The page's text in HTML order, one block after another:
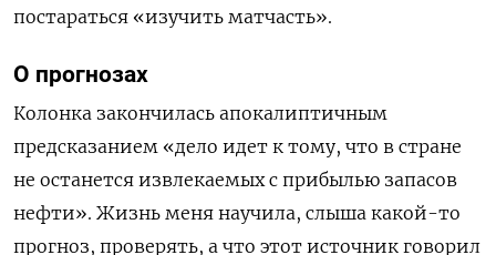
постараться «изучить матчасть».
О прогнозах
Колонка закончилась апокалиптичным
предсказанием «дело идет к тому, что в стране
не останется извлекаемых с прибылью запасов
нефти». Жизнь меня научила, слыша какой-то
прогноз, проверять, а что этот источник говорил